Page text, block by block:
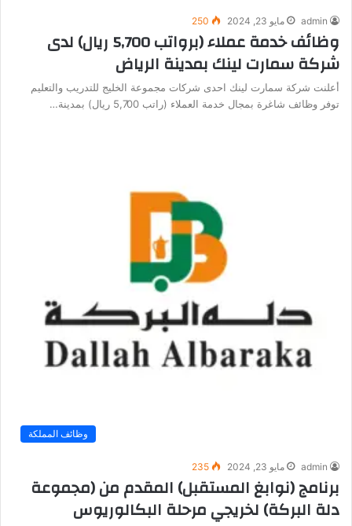
admin مايو 23, 2024 250
وظائف خدمة عملاء (برواتب 5,700 ريال) لدى
شركة سمارت لينك بمدينة الرياض
أعلنت شركة سمارت لينك احدى شركات مجموعة الخليج للتدريب والتعليم
توفر وظائف شاغرة بمجال خدمة العملاء (راتب 5,700 ريال) بمدينة…
وظائف المملكة
admin مايو 23, 2024 235
برنامج (نوابغ المستقبل) المقدم من (مجموعة
دلة البركة) لخريجي مرحلة البكالوريوس